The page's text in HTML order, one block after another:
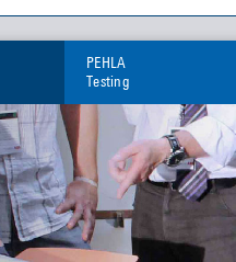
PEHLA
Testing